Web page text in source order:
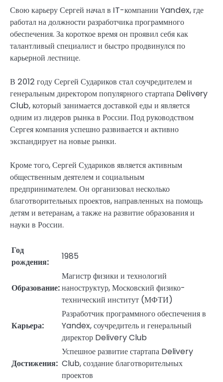
Свою карьеру Сергей начал в IT-компании Yandex, где
работал на должности разработчика программного
обеспечения. За короткое время он проявил себя как
талантливый специалист и быстро продвинулся по
карьерной лестнице.
В 2012 году Сергей Судариков стал соучредителем и
генеральным директором популярного стартапа Delivery
Club, который занимается доставкой еды и является
одним из лидеров рынка в России. Под руководством
Сергея компания успешно развивается и активно
экспандирует на новые рынки.
Кроме того, Сергей Судариков является активным
общественным деятелем и социальным
предпринимателем. Он организовал несколько
благотворительных проектов, направленных на помощь
детям и ветеранам, а также на развитие образования и
науки в России.
Год
рождения:
1985
Образование:
Магистр физики и технологий
наноструктур, Московский физико-
технический институт (МФТИ)
Карьера:
Разработчик программного обеспечения в
Yandex, соучредитель и генеральный
директор Delivery Club
Достижения:
Успешное развитие стартапа Delivery
Club, создание благотворительных
проектов